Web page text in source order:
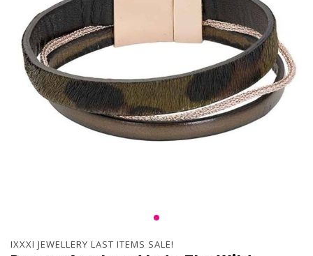
IXXXI JEWELLERY LAST ITEMS SALE!